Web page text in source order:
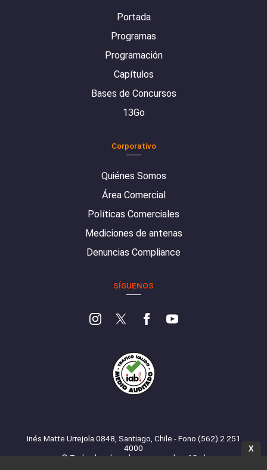
Portada
Programas
Programación
Capítulos
Bases de Concursos
13Go
Corporativo
Quiénes Somos
Área Comercial
Políticas Comerciales
Mediciones de antenas
Denuncias Compliance
SÍGUENOS
Inés Matte Urrejola 0848, Santiago, Chile - Fono (562) 2 251
4000
© Todos los derechos reservados. 13.cl
X